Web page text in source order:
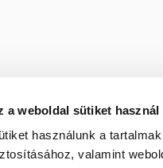
a weboldal sütiket használ
használunk a
valamint
egészségéért közvetetten is felel,
a normál véralvadásban is, ezért
termék fogyasztása.
K2 kapszula, mint minden